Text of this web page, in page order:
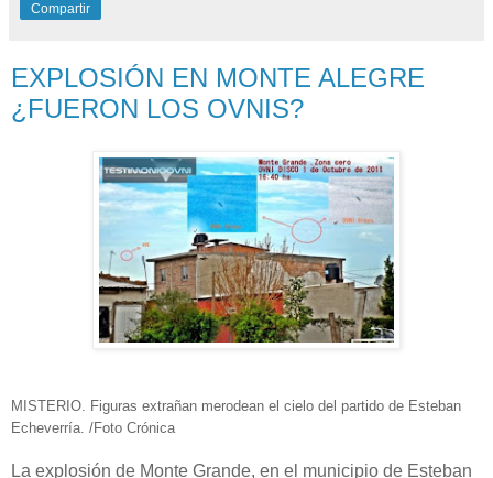
Compartir
EXPLOSIÓN EN MONTE ALEGRE
¿FUERON LOS OVNIS?
MISTERIO. Figuras extrañan merodean el cielo del partido de Esteban
Echeverría. /Foto Crónica
La explosión de Monte Grande, en el municipio de Esteban